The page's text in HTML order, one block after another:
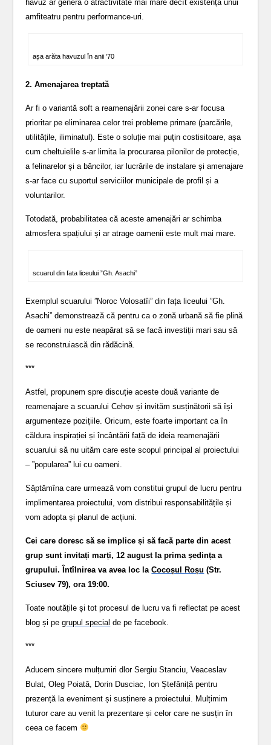
havuz ar genera o atractivitate mai mare decît existența unui
amfiteatru pentru performance-uri.
așa arăta havuzul în anii ’70
2. Amenajarea treptată
Ar fi o variantă soft a reamenajării zonei care s-ar focusa
prioritar pe eliminarea celor trei probleme primare (parcările,
utilitățile, iliminatul). Este o soluție mai puțin costisitoare, așa
cum cheltuielile s-ar limita la procurarea pilonilor de protecție,
a felinarelor și a băncilor, iar lucrările de instalare și amenajare
s-ar face cu suportul serviciilor municipale de profil și a
voluntarilor.
Totodată, probabilitatea că aceste amenajări ar schimba
atmosfera spațiului și ar atrage oamenii este mult mai mare.
scuarul din fata liceului ”Gh. Asachi”
Exemplul scuarului ”Noroc Volosatîi” din fața liceului ”Gh.
Asachi” demonstrează că pentru ca o zonă urbană să fie plină
de oameni nu este neapărat să se facă investiții mari sau să
se reconstruiască din rădăcină.
***
Astfel, propunem spre discuție aceste două variante de
reamenajare a scuarului Cehov și invităm susținătorii să își
argumenteze pozițiile. Oricum, este foarte important ca în
căldura inspirației și încântării față de ideia reamenajării
scuarului să nu uităm care este scopul principal al proiectului
– ”popularea” lui cu oameni.
Săptămîna care urmează vom constitui grupul de lucru pentru
implimentarea proiectului, vom distribui responsabilitățile și
vom adopta și planul de acțiuni.
Cei care doresc să se implice și să facă parte din acest
grup sunt invitați marți, 12 august la prima ședința a
grupului. Întîlnirea va avea loc laCocoșul Roșu (Str.
Sciusev 79), ora 19:00.
Toate noutățile și tot procesul de lucru va fi reflectat pe acest
blog și pegrupul special de pe facebook.
***
Aducem sincere mulțumiri dlor Sergiu Stanciu, Veaceslav
Bulat, Oleg Poiată, Dorin Dusciac, Ion Ștefăniță pentru
prezență la eveniment și susținere a proiectului. Mulțimim
tuturor care au venit la prezentare și celor care ne susțin în
ceea ce facem